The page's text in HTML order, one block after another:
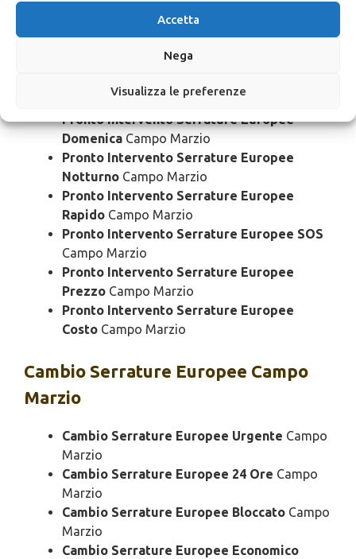
Accetta
Nega
Visualizza le preferenze
Pronto Intervento Serrature Europee 24
Campo Marzio
Campo Marzio
EconomicoCampo Marzio
Pronto Intervento Serrature Europee
Domenica Campo Marzio
Pronto Intervento Serrature Europee
Notturno Campo Marzio
Pronto Intervento Serrature Europee
Rapido Campo Marzio
Pronto Intervento Serrature Europee SOS
Campo Marzio
Pronto Intervento Serrature Europee
Prezzo Campo Marzio
Pronto Intervento Serrature Europee
Costo Campo Marzio
Cambio Serrature Europee Campo
Marzio
Cambio Serrature Europee Urgente Campo
Marzio
Cambio Serrature Europee 24 Ore Campo
Marzio
Cambio Serrature Europee Bloccato Campo
Marzio
Cambio Serrature Europee Economico